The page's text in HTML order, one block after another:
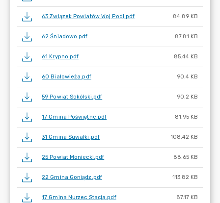
63 Związek Powiatów Woj Podl.pdf 84.89 KB
62 Śniadowo.pdf 87.81 KB
61 Krypno.pdf 85.44 KB
60 Białowieża.pdf 90.4 KB
59 Powiat Sokólski.pdf 90.2 KB
17 Gmina Poświętne.pdf 81.95 KB
31 Gmina Suwałki.pdf 108.42 KB
25 Powiat Moniecki.pdf 88.65 KB
22 Gmina Goniądz.pdf 113.82 KB
17 Gmina Nurzec Stacja.pdf 87.17 KB